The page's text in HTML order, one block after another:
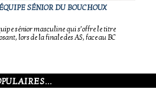
SÉNIOR DU BOUCHOUX
sénior masculine qui s’offre le titre
lors de la finale des AS, face au BC